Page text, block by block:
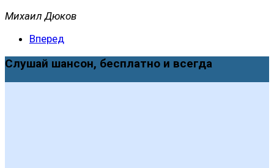
Михаил Дюков
Вперед
Слушай шансон, бесплатно и всегда